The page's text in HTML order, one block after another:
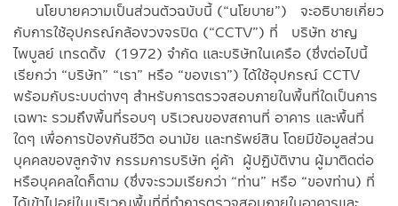
นโยบายความเป็นส่วนตัวฉบับนี้ (“นโยบาย”) จะอธิบายเกี่ยว
กับการใช้อุปกรณ์กล้องวงจรปิด (“CCTV”) ที่ บริษัท ชาญ
ไพบูลย์ เทรดดิ้ง (1972) จำกัด และบริษัทในเครือ (ซึ่งต่อไปนี้
เรียกว่า “บริษัท” “เรา” หรือ “ของเรา”) ได้ใช้อุปกรณ์ CCTV
พร้อมกับระบบต่างๆ สำหรับการตรวจสอบภายในพื้นที่ใดเป็นการ
เฉพาะ รวมถึงพื้นที่รอบๆ บริเวณของสถานที่ อาคาร และพื้นที่
ใดๆ เพื่อการป้องกันชีวิต อนามัย และทรัพย์สิน โดยมีข้อมูลส่วน
บุคคลของลูกจ้าง กรรมการบริษัท คู่ค้า ผู้ปฏิบัติงาน ผู้มาติดต่อ
หรือบุคคลใดก็ตาม (ซึ่งจะรวมเรียกว่า “ท่าน” หรือ “ของท่าน) ที่